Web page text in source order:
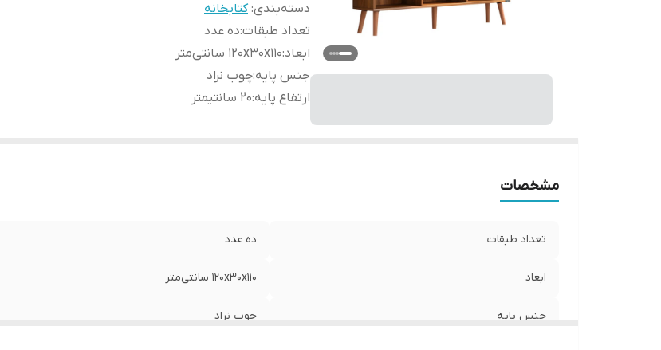
دسته‌بندی:کتابخانه
تعداد طبقات:ده عدد
ابعاد:120x30x110 سانتی‌متر
جنس پایه:چوب نراد
ارتفاع پایه:20 سانتیمتر
مشخصات
تعداد طبقات ده عدد
ابعاد 120x30x110 سانتی‌متر
جنس پایه چوب نراد